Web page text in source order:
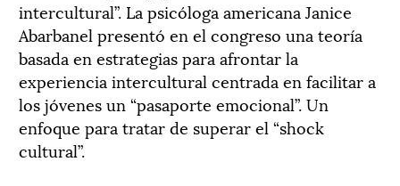
intercultural”. La psicóloga americana Janice
Abarbanel presentó en el congreso una teoría
basada en estrategias para afrontar la
experiencia intercultural centrada en facilitar a
los jóvenes un “pasaporte emocional”. Un
enfoque para tratar de superar el “shock
cultural”.